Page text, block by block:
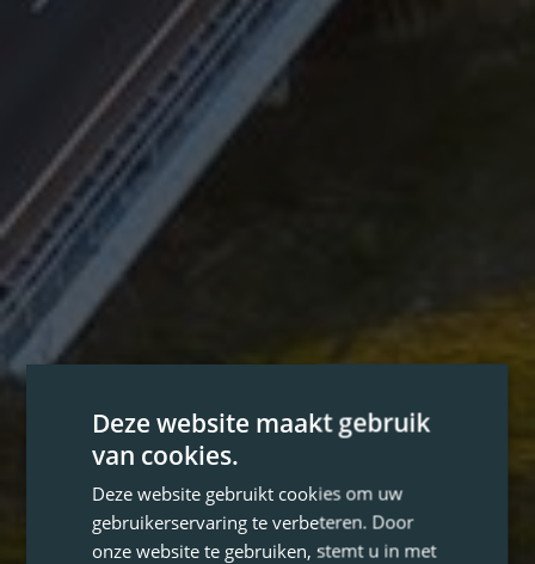
Deze website maakt gebruik
van cookies.
Deze website gebruikt cookies om uw
gebruikerservaring te verbeteren. Door
onze website te gebruiken, stemt u in met